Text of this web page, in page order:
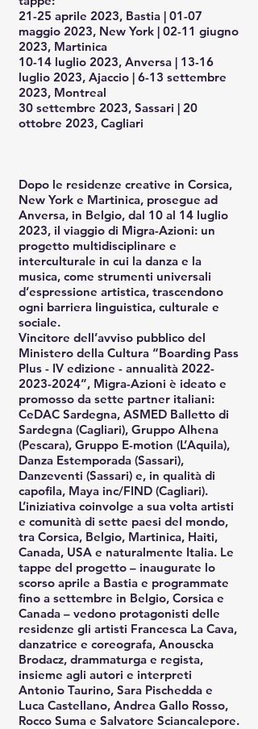
21-25 aprile 2023, Bastia | 01-07
maggio 2023, New York | 02-11 giugno
2023, Martinica
10-14 luglio 2023, Anversa | 13-16
luglio 2023, Ajaccio | 6-13 settembre
2023, Montreal
30 settembre 2023, Sassari | 20
ottobre 2023, Cagliari
Dopo le residenze creative in Corsica,
New York e Martinica, prosegue ad
Anversa, in Belgio, dal 10 al 14 luglio
2023, il viaggio di Migra-Azioni: un
progetto multidisciplinare e
interculturale in cui la danza e la
musica, come strumenti universali
d’espressione artistica, trascendono
ogni barriera linguistica, culturale e
sociale.
Vincitore dell’avviso pubblico del
Ministero della Cultura “Boarding Pass
Plus - IV edizione - annualità 2022-
2023-2024”, Migra-Azioni è ideato e
promosso da sette partner italiani:
CeDAC Sardegna, ASMED Balletto di
Sardegna (Cagliari), Gruppo Alhena
(Pescara), Gruppo E-motion (L’Aquila),
Danza Estemporada (Sassari),
Danzeventi (Sassari) e, in qualità di
capofila, Maya inc/FIND (Cagliari).
L’iniziativa coinvolge a sua volta artisti
e comunità di sette paesi del mondo,
tra Corsica, Belgio, Martinica, Haiti,
Canada, USA e naturalmente Italia. Le
tappe del progetto – inaugurate lo
scorso aprile a Bastia e programmate
fino a settembre in Belgio, Corsica e
Canada – vedono protagonisti delle
residenze gli artisti Francesca La Cava,
danzatrice e coreografa, Anouscka
Brodacz, drammaturga e regista,
insieme agli autori e interpreti
Antonio Taurino, Sara Pischedda e
Luca Castellano, Andrea Gallo Rosso,
Rocco Suma e Salvatore Sciancalepore.